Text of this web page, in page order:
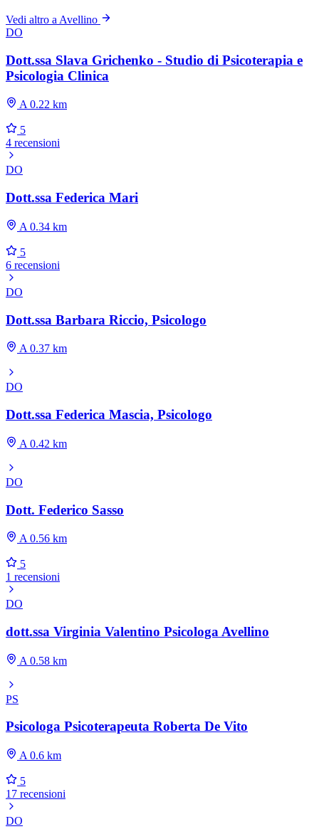
Vedi altro a Avellino
DO
Dott.ssa Slava Grichenko - Studio di Psicoterapia e
Psicologia Clinica
A 0.22 km
5
4 recensioni
DO
Dott.ssa Federica Mari
A 0.34 km
5
6 recensioni
DO
Dott.ssa Barbara Riccio, Psicologo
A 0.37 km
DO
Dott.ssa Federica Mascia, Psicologo
A 0.42 km
DO
Dott. Federico Sasso
A 0.56 km
5
1 recensioni
DO
dott.ssa Virginia Valentino Psicologa Avellino
A 0.58 km
PS
Psicologa Psicoterapeuta Roberta De Vito
A 0.6 km
5
17 recensioni
DO